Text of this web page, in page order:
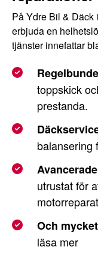
På Ydre Bil & Däck
erbjuda en
tjänster innefattar
toppskick
prestanda.
balansering
utrustat för
Och
läsa mer